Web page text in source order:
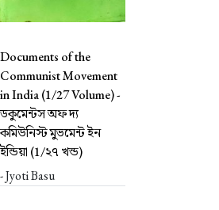
Documents of the
Communist Movement
in India (1/27 Volume) -
ডকুমেন্টস অফ দ্য
কমিউনিস্ট মুভমেন্ট ইন
ইন্ডিয়া (1/২৭ খন্ড)
- Jyoti Basu